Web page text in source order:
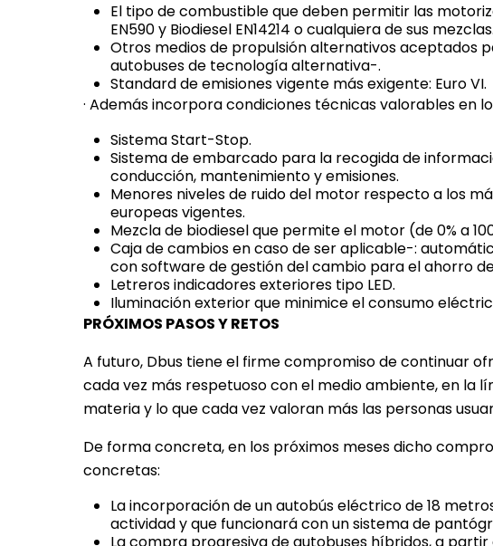
El tipo de combustible que deben permitir las
EN590 y Biodiesel EN14214 o cualquiera de sus mezclas.
Otros medios de propulsión alternativos aceptados
autobuses de tecnología alternativa-.
Standard de emisiones vigente más exigente: Euro VI.
· Además incorpora condiciones técnicas valorables en
Sistema Start-Stop.
Sistema de embarcado para la recogida de
conducción, mantenimiento y emisiones.
Menores niveles de ruido del motor respecto a los
europeas vigentes.
Mezcla de biodiesel que permite el motor (de 0% a
Caja de cambios en caso de ser aplicable-:
con software de gestión del cambio para el ahorro
Letreros indicadores exteriores tipo LED.
Iluminación exterior que minimice el consumo
PRÓXIMOS PASOS Y RETOS
A futuro, Dbus tiene el firme compromiso de continuar
cada vez más respetuoso con el medio ambiente, en la
materia y lo que cada vez valoran más las personas
De forma concreta, en los próximos meses dicho
concretas:
La incorporación de un autobús eléctrico de 18
actividad y que funcionará con un sistema de